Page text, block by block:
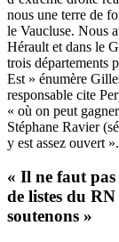
nous une terre de
le Vaucluse. Nous
Hérault et dans le
trois départements
Est » énumère
responsable cite
« où on peut
Stéphane Ravier
y est assez ouvert
« Il ne faut
de listes du
soutenons »